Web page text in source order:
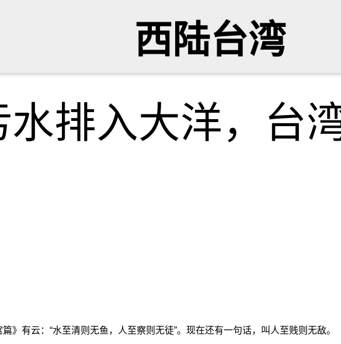
西陆台湾
水排入大洋，台
篇》有云：“水至清则无鱼，人至察则无徒”。现在还有一句话，叫人至贱则无敌。